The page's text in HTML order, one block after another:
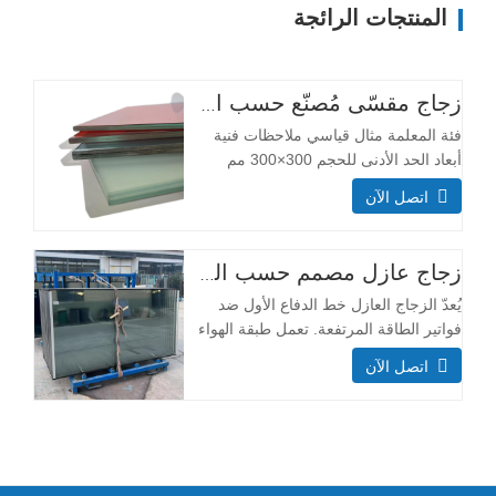
المنتجات الرائجة
فئة المعلمة مثال قياسي ملاحظات فنية
أبعاد الحد الأدنى للحجم 300×300 مم
قدرة تحمل الأحمال ومقاومة الصدمات.
طبقة مزدوجة: 6+6+6،
اتصل الآن
زجاج عازل مصمم حسب الطلب
يُعدّ الزجاج العازل خط الدفاع الأول ضد
فواتير الطاقة المرتفعة. تعمل طبقة الهواء
أو الغاز المحكمة الإغلاق بين ألواح الزجاج
كحاجز حراري قوي، مما يحافظ على
اتصل الآن